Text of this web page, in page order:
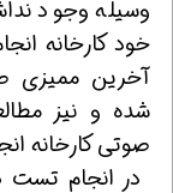
وسیله وجود
خود کارخانه
آخرین ممیزی
شده و نیز
صوتی کارخانه